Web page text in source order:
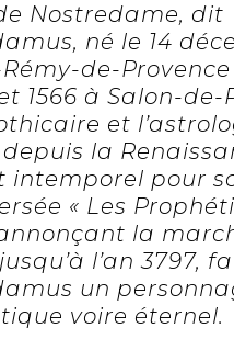
Nostredame, dit
né le 14
de-
1566 à Salon-de-
et
la
intemporel pour
« Les
la
l’an 3797,
un
voire éternel.